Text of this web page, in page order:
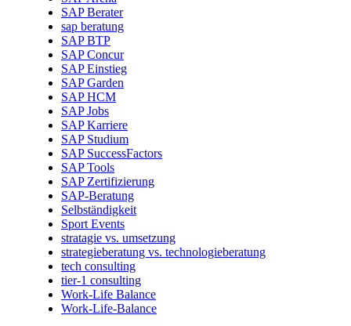
SAP Berater
sap beratung
SAP BTP
SAP Concur
SAP Einstieg
SAP Garden
SAP HCM
SAP Jobs
SAP Karriere
SAP Studium
SAP SuccessFactors
SAP Tools
SAP Zertifizierung
SAP-Beratung
Selbständigkeit
Sport Events
stratagie vs. umsetzung
strategieberatung vs. technologieberatung
tech consulting
tier-1 consulting
Work-Life Balance
Work-Life-Balance